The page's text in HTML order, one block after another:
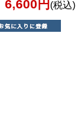
6,600円 (税込)